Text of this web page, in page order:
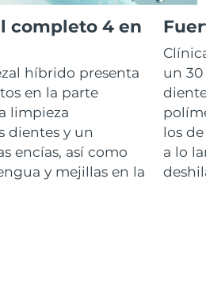
completo 4 en
híbrido presenta
en la parte
limpieza
dientes y un
encías, así como
y mejillas en la
un
los
a lo
Entrega prevista 12/08/2026
Entrega prevista 09/08/2026
Entrega prevista 13/08/2026